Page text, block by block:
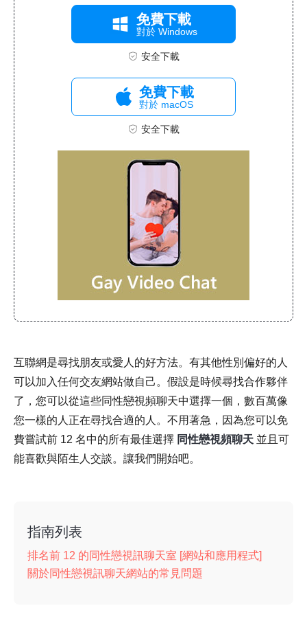
免費下載
對於 Windows
安全下載
免費下載
對於 macOS
安全下載
互聯網是尋找朋友或愛人的好方法。有其他性別偏好的人
可以加入任何交友網站做自己。假設是時候尋找合作夥伴
了，您可以從這些同性戀視頻聊天中選擇一個，數百萬像
您一樣的人正在尋找合適的人。不用著急，因為您可以免
費嘗試前 12 名中的所有最佳選擇 同性戀視頻聊天 並且可
能喜歡與陌生人交談。讓我們開始吧。
指南列表
排名前 12 的同性戀視訊聊天室 [網站和應用程式]
關於同性戀視訊聊天網站的常見問題